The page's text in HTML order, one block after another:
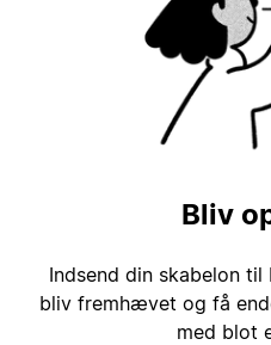
Bliv
Indsend din skabelon til
bliv fremhævet og få
med blot